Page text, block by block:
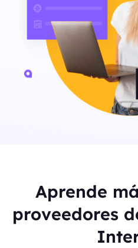
Aprende
proveedores